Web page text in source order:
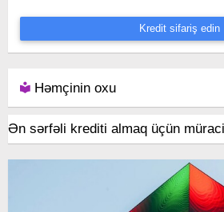
Kredit sifariş edin
Həmçinin oxu
Ən sərfəli krediti almaq üçün